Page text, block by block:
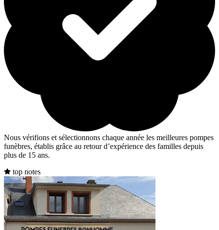
Nous vérifions et sélectionnons chaque année les meilleures pompes
funèbres, établis grâce au retour d’expérience des familles depuis
plus de 15 ans.
top notes